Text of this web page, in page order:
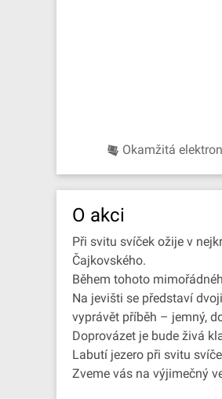
Okamžitá
O akci
Při svitu svíček ožije v
Čajkovského.
Během tohoto
Na jevišti se představí
vyprávět příběh – jemný,
Doprovázet je bude živá
Labutí jezero při svitu
Zveme vás na výjimečný